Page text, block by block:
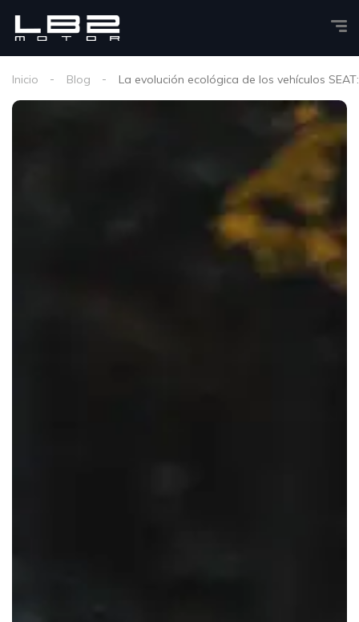
Inicio Blog La evolución ecológica de los vehículos